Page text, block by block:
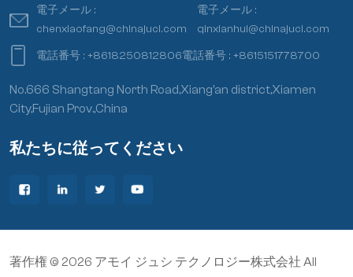
電子メール :
chenxiaofang@chinajuci.com
電子メール :
qinxianhui@chinajuci.com
電話番号 :+8618250812806電話番号 :+8615151778700
No.666 Shangtang North Road,Xiang’an district,Xiamen
City,Fujian Prov.,China
私たちに従ってください
著作権 © 2026 アモイ ジュシ テクノロジー株式会社 All